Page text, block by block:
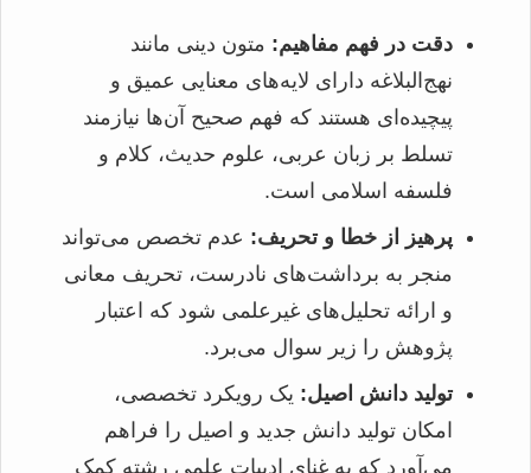
دقت در فهم مفاهیم: متون دینی مانند
نهج‌البلاغه دارای لایه‌های معنایی عمیق و
پیچیده‌ای هستند که فهم صحیح آن‌ها نیازمند
تسلط بر زبان عربی، علوم حدیث، کلام و
فلسفه اسلامی است.
پرهیز از خطا و تحریف: عدم تخصص می‌تواند
منجر به برداشت‌های نادرست، تحریف معانی
و ارائه تحلیل‌های غیرعلمی شود که اعتبار
پژوهش را زیر سوال می‌برد.
تولید دانش اصیل: یک رویکرد تخصصی،
امکان تولید دانش جدید و اصیل را فراهم
می‌آورد که به غنای ادبیات علمی رشته کمک